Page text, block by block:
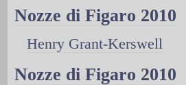
Nozze di Figaro 2010
Henry Grant-Kerswell
Nozze di Figaro 2010